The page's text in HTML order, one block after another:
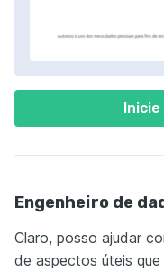
Engenheiro de
Claro, posso ajudar
de aspectos úteis